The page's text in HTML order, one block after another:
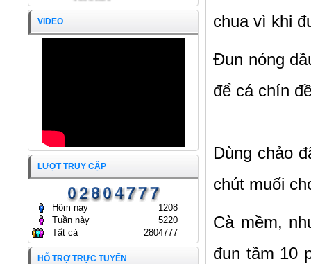
chua vì khi
Đun nóng
để cá chín
Dùng chảo
chút muối
Cà mềm,
đun tầm 10
HỘI NGHỊ TỔNG KẾT HOẠT
PHƯƠNG HƯỚNG HOẠT
GÒN.
25/04/2025
ĐẠI HỘI ĐỒNG CỔ ĐÔNG
THƯỜNG NIÊN NĂM 2024
CÔNG TY CỔ PHẦN KINH
GÒN
24/04/2024
VIDEO
LƯỢT TRUY CẬP
Hôm nay
1208
Tuần này
5220
Tất cả
2804777
HỖ TRỢ TRỰC TUYẾN